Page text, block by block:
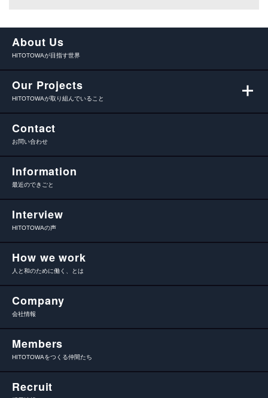
About Us
HITOTOWAが目指す世界
Our Projects
HITOTOWAが取り組んでいること
Contact
お問い合わせ
Information
最近のできごと
Interview
HITOTOWAの声
How we work
人と和のために働く、とは
Company
会社情報
Members
HITOTOWAをつくる仲間たち
Recruit